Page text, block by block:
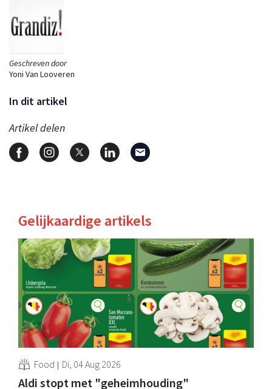
Geschreven door
Yoni Van Looveren
In dit artikel
Artikel delen
Gelijkaardige artikels
Food Di, 04 Aug 2026
Aldi stopt met "geheimhouding"